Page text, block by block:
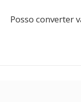
Posso converter